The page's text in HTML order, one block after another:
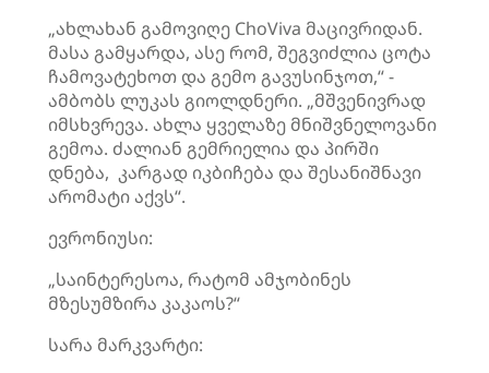
„ახლახან გამოვიღე ChoViva მაცივრიდან.
მასა გამყარდა, ასე რომ, შეგვიძლია ცოტა
ჩამოვატეხოთ და გემო გავუსინჯოთ,“ -
ამბობს ლუკას გიოლდნერი. „მშვენივრად
იმსხვრევა. ახლა ყველაზე მნიშვნელოვანი
გემოა. ძალიან გემრიელია და პირში
დნება, კარგად იკბიჩება და შესანიშნავი
არომატი აქვს“.
ევრონიუსი:
„საინტერესოა, რატომ ამჯობინეს
მზესუმზირა კაკაოს?“
სარა მარკვარტი: